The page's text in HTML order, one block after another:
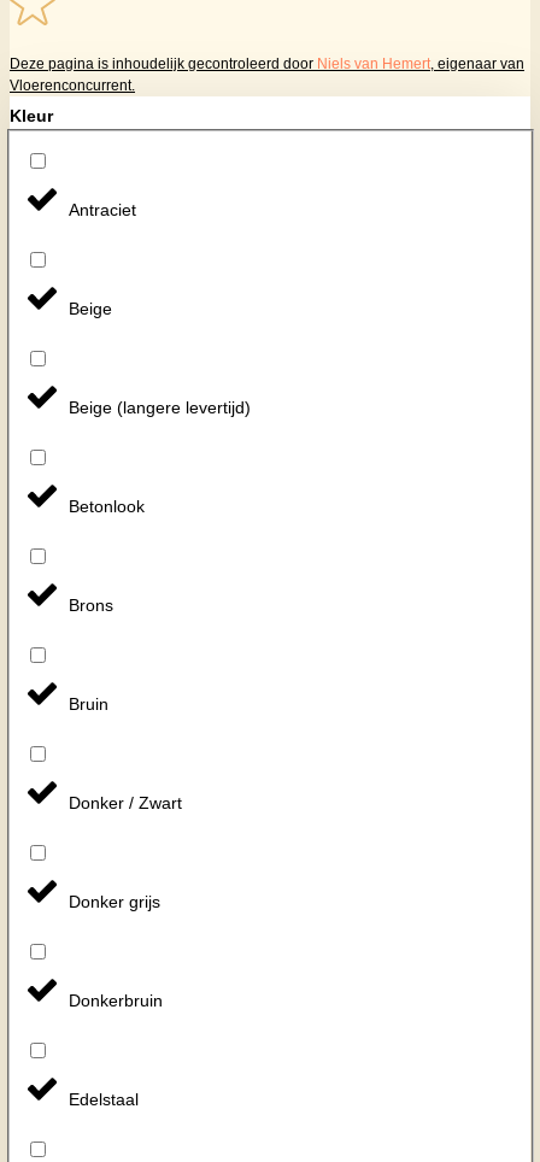
Deze pagina is inhoudelijk gecontroleerd door Niels van Hemert, eigenaar van
Vloerenconcurrent.
Kleur
Antraciet
Beige
Beige (langere levertijd)
Betonlook
Brons
Bruin
Donker / Zwart
Donker grijs
Donkerbruin
Edelstaal